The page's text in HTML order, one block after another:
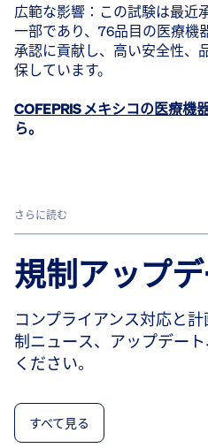
広範な影響：この試験は最近
一部であり、76品目の医療機
承認に貢献し、高い安全性、
保しています。
COFEPRIS メキシコの医療機
ら。
さらに読む
規制アップ
コンプライアンス対応と
制ニュース、アップデー
ください。
すべて見る